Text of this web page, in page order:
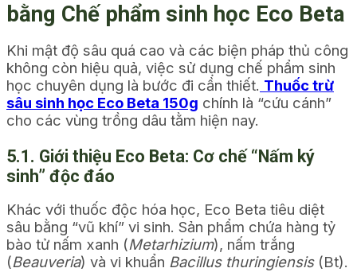
bằng Chế phẩm sinh học Eco Beta
Khi mật độ sâu quá cao và các biện pháp thủ công
không còn hiệu quả, việc sử dụng chế phẩm sinh
học chuyên dụng là bước đi cần thiết. Thuốc trừ
sâu sinh học Eco Beta 150g chính là “cứu cánh”
cho các vùng trồng dâu tằm hiện nay.
5.1. Giới thiệu Eco Beta: Cơ chế “Nấm ký
sinh” độc đáo
Khác với thuốc độc hóa học, Eco Beta tiêu diệt
sâu bằng “vũ khí” vi sinh. Sản phẩm chứa hàng tỷ
bào tử nấm xanh (Metarhizium), nấm trắng
(Beauveria) và vi khuẩn Bacillus thuringiensis(Bt).